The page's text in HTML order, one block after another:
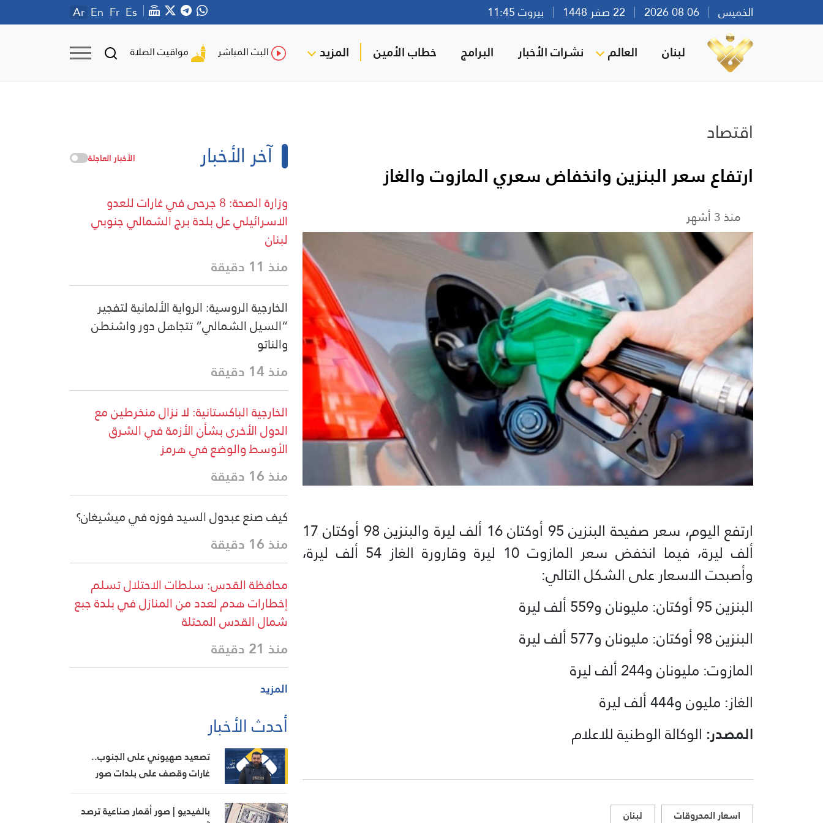
الخميس بيروت 11:45 Ar En Fr Es
لبنان العالم نشرات الأخبار البرامج خطاب الأمين المزيد البث المباشر مواقيت الصلاة
اقتصاد
ارتفاع سعر البنزين وانخفاض سعري المازوت والغاز
منذ 3 أشهر
ارتفع اليوم، سعر صفيحة البنزين 95 أوكتان 16 ألف ليرة والبنزين 98 أوكتان 17
ألف ليرة، فيما انخفض سعر المازوت 10 ليرة وقارورة الغاز 54 ألف ليرة،
وأصبحت الاسعار على الشكل التالي:
البنزين 95 أوكتان: مليونان و559 ألف ليرة
البنزين 98 أوكتان: مليونان و577 ألف ليرة
المازوت: مليونان و244 ألف ليرة
الغاز: مليون و444 ألف ليرة
المصدر: الوكالة الوطنية للاعلام
اسعار المحروقات لبنان
آخر الأخبار الأخبار العاجلة
وزارة الصحة: 8 جرحى في غارات للعدو
الاسرائيلي عل بلدة برج الشمالي جنوبي
لبنان
منذ 11 دقيقة
الخارجية الروسية: الرواية الألمانية لتفجير
“السيل الشمالي” تتجاهل دور واشنطن
والناتو
منذ 14 دقيقة
الخارجية الباكستانية: لا نزال منخرطين مع
الدول الأخرى بشأن الأزمة في الشرق
الأوسط والوضع في هرمز
منذ 16 دقيقة
كيف صنع عبدول السيد فوزه في ميشيغان؟
منذ 16 دقيقة
محافظة القدس: سلطات الاحتلال تسلم
إخطارات هدم لعدد من المنازل في بلدة جبع
شمال القدس المحتلة
منذ 21 دقيقة
المزيد
أحدث الأخبار
تصعيد صهيوني على الجنوب..
غارات وقصف على بلدات صور
مجدلزون
بالفيديو | صور أقمار صناعية ترصد